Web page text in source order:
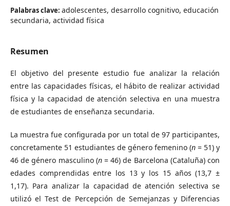
Palabras clave: adolescentes, desarrollo cognitivo, educación
secundaria, actividad física
Resumen
El objetivo del presente estudio fue analizar la relación
entre las capacidades físicas, el hábito de realizar actividad
física y la capacidad de atención selectiva en una muestra
de estudiantes de enseñanza secundaria.
La muestra fue configurada por un total de 97 participantes,
concretamente 51 estudiantes de género femenino (n = 51) y
46 de género masculino (n= 46) de Barcelona (Cataluña) con
edades comprendidas entre los 13 y los 15 años (13,7 ±
1,17). Para analizar la capacidad de atención selectiva se
utilizó el Test de Percepción de Semejanzas y Diferencias